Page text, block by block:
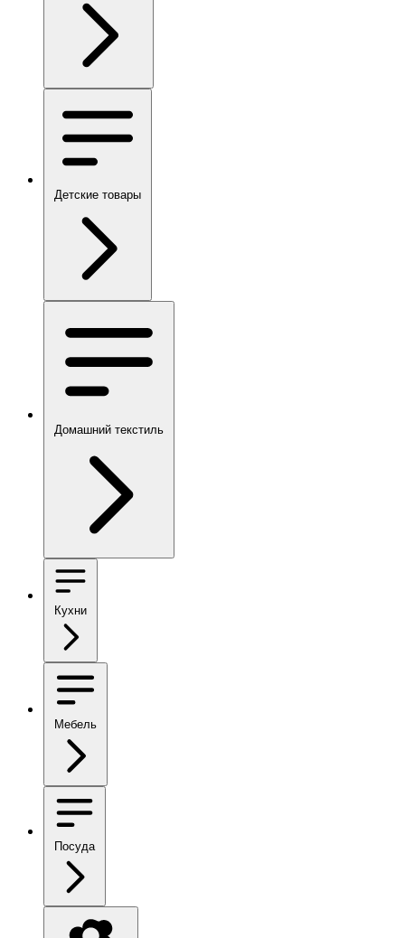
Детские товары
Домашний текстиль
Кухни
Мебель
Посуда